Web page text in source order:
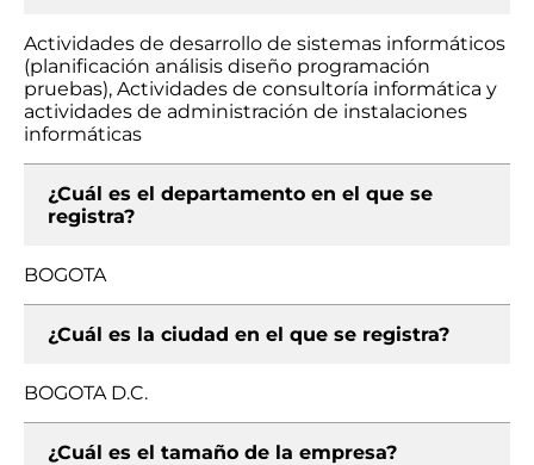
Actividades de desarrollo de sistemas informáticos
(planificación análisis diseño programación
pruebas), Actividades de consultoría informática y
actividades de administración de instalaciones
informáticas
¿Cuál es el departamento en el que se
registra?
BOGOTA
¿Cuál es la ciudad en el que se registra?
BOGOTA D.C.
¿Cuál es el tamaño de la empresa?